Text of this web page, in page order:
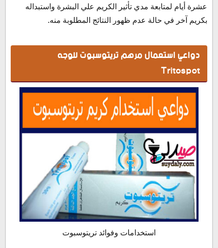
عشرة أيام لمتابعة مدي تأثير الكريم علي البشرة واستبداله
بكريم آخر في حالة عدم ظهور النتائج المطلوبة منه.
دواعي استعمال مرهم تريتوسبوت للوجه
Tritospot
استخدامات وفوائد تريتوسبوت